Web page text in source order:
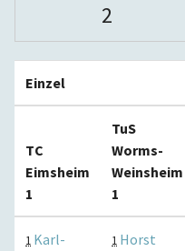
2
Einzel
TC
Eimsheim
1
TuS
Worms-
Weinsheim
1
1 Karl-
1 Horst